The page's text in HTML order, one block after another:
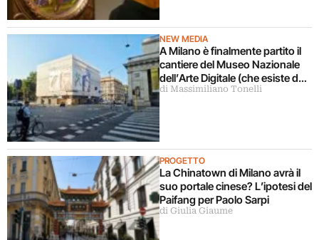
NEW MEDIA
A Milano è finalmente partito il
cantiere del Museo Nazionale
dell’Arte Digitale (che esiste da
5 anni ma ancora non c’è)
di Massimiliano Tonelli
PROGETTO
La Chinatown di Milano avrà il
suo portale cinese? L’ipotesi del
Paifang per Paolo Sarpi
di Giulia Giaume